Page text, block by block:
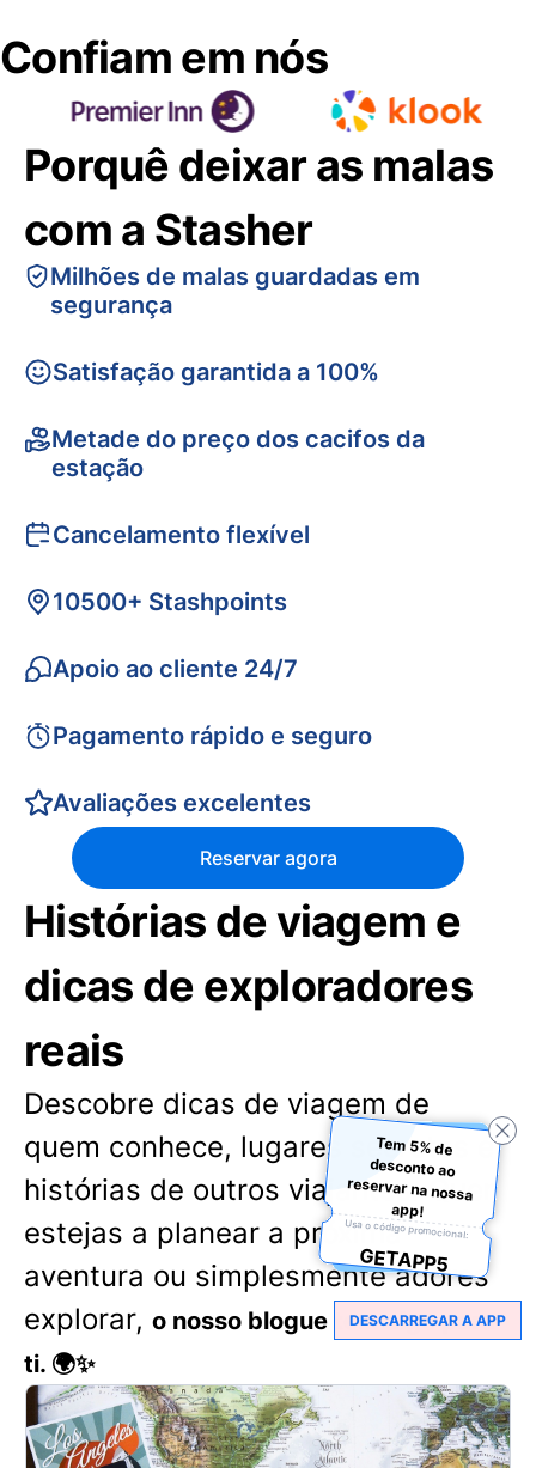
Confiam em nós
Porquê deixar as malas
com a Stasher
Milhões de malas guardadas em
segurança
Satisfação garantida a 100%
Metade do preço dos cacifos da
estação
Cancelamento flexível
10500+ Stashpoints
Apoio ao cliente 24/7
Pagamento rápido e seguro
Avaliações excelentes
Reservar agora
Histórias de viagem e
dicas de exploradores
reais
Descobre dicas de viagem de
quem conhece, lugares secretos e
histórias de outros viajantes. Quer
estejas a planear a próxima
aventura ou simplesmente adores
explorar, o nosso blogue tem algo para
ti. 🌍✨
Tem 5% de
desconto ao
reservar na nossa
app!
Usa o código promocional:
GETAPP5
DESCARREGAR A APP